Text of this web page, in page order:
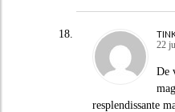
22
De
resplendissante